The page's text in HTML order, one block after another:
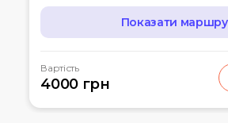
Показати
07:00 Кишинів
м.Кишинів, аеропорт
Вартість
4000 грн